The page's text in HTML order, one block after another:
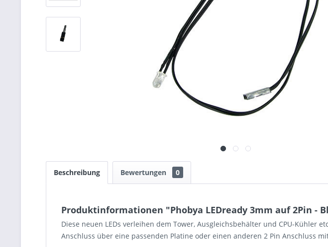
Beschreibung Bewertungen 0
Produktinformationen "Phobya LEDready 3mm auf 2Pin -
Diese neuen LEDs verleihen dem Tower, Ausgleichsbehälter und CPU-Kühler
Anschluss über eine passenden Platine oder einen anderen 2 Pin Anschluss